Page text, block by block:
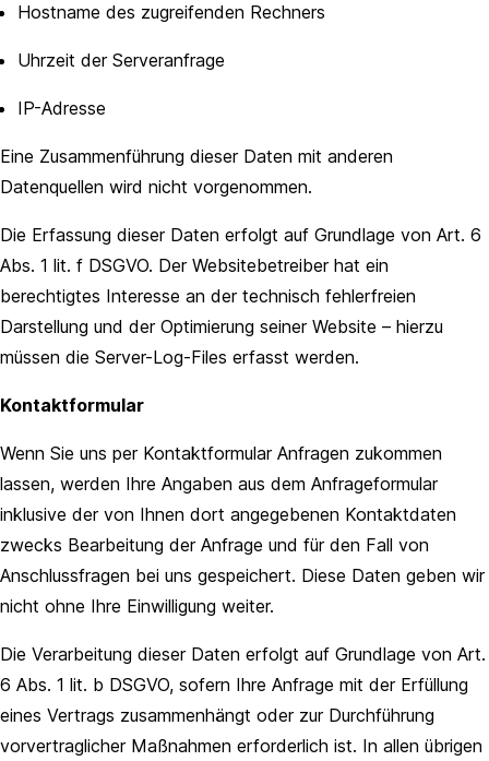
Hostname des zugreifenden Rechners
Uhrzeit der Serveranfrage
IP-Adresse
Eine Zusammenführung dieser Daten mit anderen
Datenquellen wird nicht vorgenommen.
Die Erfassung dieser Daten erfolgt auf Grundlage von Art. 6
Abs. 1 lit. f DSGVO. Der Websitebetreiber hat ein
berechtigtes Interesse an der technisch fehlerfreien
Darstellung und der Optimierung seiner Website – hierzu
müssen die Server-Log-Files erfasst werden.
Kontaktformular
Wenn Sie uns per Kontaktformular Anfragen zukommen
lassen, werden Ihre Angaben aus dem Anfrageformular
inklusive der von Ihnen dort angegebenen Kontaktdaten
zwecks Bearbeitung der Anfrage und für den Fall von
Anschlussfragen bei uns gespeichert. Diese Daten geben wir
nicht ohne Ihre Einwilligung weiter.
Die Verarbeitung dieser Daten erfolgt auf Grundlage von Art.
6 Abs. 1 lit. b DSGVO, sofern Ihre Anfrage mit der Erfüllung
eines Vertrags zusammenhängt oder zur Durchführung
vorvertraglicher Maßnahmen erforderlich ist. In allen übrigen